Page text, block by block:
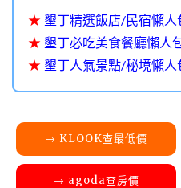
★ 墾丁精選飯店/民宿懶人
★ 墾丁必吃美食餐廳懶人
★ 墾丁人氣景點/秘境懶人
→ KLOOK查最低價
→ agoda查房價